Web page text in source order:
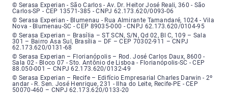
Serasa Experian - São Carlos - Endereço: Avenida Doutor Heitor José
© Serasa Experian - São Carlos - Av. Dr. Heitor José Reali, 360 - São
Carlos-SP - CEP 13571-385 - CNPJ 62.173.620/0093-06
Serasa Experian - Blumenau - Endereço: Rua Almirante Tamandaré,
© Serasa Experian - Blumenau - Rua Almirante Tamandaré, 1024 - Vila
Nova - Blumenau-SC - CEP 89035-000 - CNPJ 62.173.620/0104-95
Serasa Experian - Brasília, Endereço: Setor Comercial Norte, sem
© Serasa Experian – Brasília – ST SCN, S/N, Qd 02, Bl C, 109 – Sala
301 – Bairro Asa Sul, Brasília – DF – CEP 70302-911 – CNPJ
62.173.620/0131-68
Serasa Experian - Florianópolis, Endereço: Rodovia José Carlos, número
© Serasa Experian – Florianópolis – Rod. José Carlos Daux, 8600 -
Sala 02 - Bloco 07 - Sto. Antônio de Lisboa - Florianópolis-SC - CEP
88.050-001 – CNPJ 62.173.620/0132-49
Serasa Experian - Recife, Endereço: Edifício Empresarial Charles Darwin,
© Serasa Experian – Recife – Edifício Empresarial Charles Darwin - 2º
andar - R. Sen. José Henrique, 231 - Ilha do Leite, Recife-PE - CEP
50070-460 – CNPJ 62.173.620/0133-20